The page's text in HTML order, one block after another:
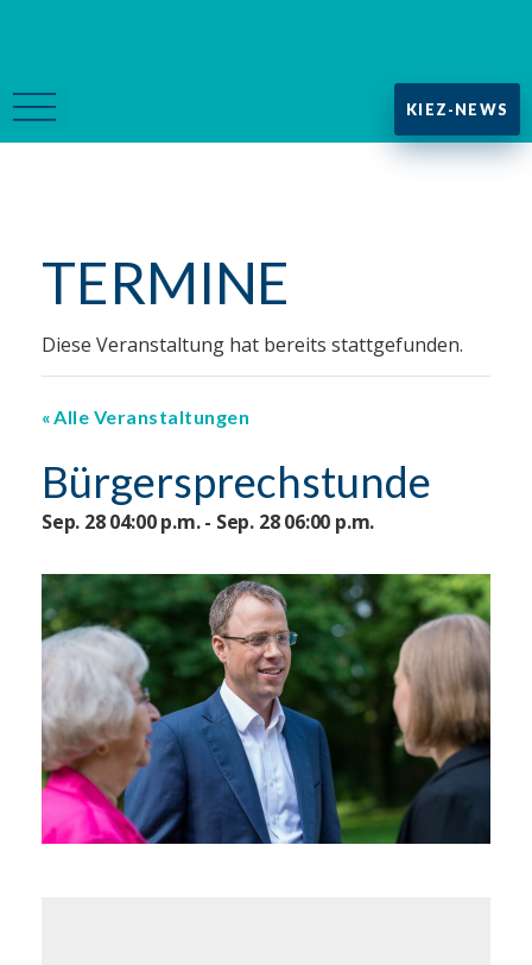
KIEZ-NEWS
TERMINE
Diese Veranstaltung hat bereits stattgefunden.
Alle Veranstaltungen
Bürgersprechstunde
Sep. 28 04:00 p.m. - Sep. 28 06:00 p.m.